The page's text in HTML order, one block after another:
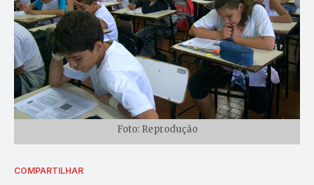
Foto: Reprodução
COMPARTILHAR